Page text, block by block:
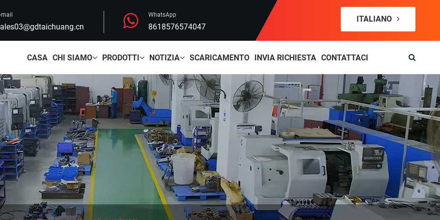
mail WhatsApp
8618576574047
ITALIANO
CASA CHI SIAMO PRODOTTI NOTIZIA SCARICAMENTO INVIA RICHIESTA CONTATTACI